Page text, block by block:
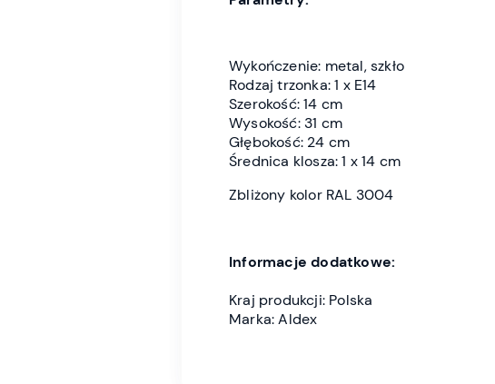
Wykończenie: metal, szkło
Rodzaj trzonka: 1 x E14
Szerokość: 14 cm
Wysokość: 31 cm
Głębokość: 24 cm
Średnica klosza: 1 x 14 cm
Zbliżony kolor RAL 3004
Informacje dodatkowe:
Kraj produkcji: Polska
Marka: Aldex